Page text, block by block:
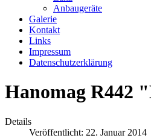
Anbaugeräte
Galerie
Kontakt
Links
Impressum
Datenschutzerklärung
Hanomag R442
Details
Veröffentlicht: 22. Januar 2014